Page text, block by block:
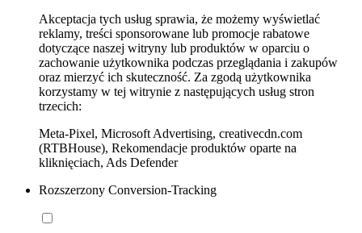
Akceptacja tych usług sprawia, że możemy wyświetlać
reklamy, treści sponsorowane lub promocje rabatowe
dotyczące naszej witryny lub produktów w oparciu o
zachowanie użytkownika podczas przeglądania i zakupów
oraz mierzyć ich skuteczność. Za zgodą użytkownika
korzystamy w tej witrynie z następujących usług stron
trzecich:
Meta-Pixel, Microsoft Advertising, creativecdn.com
(RTBHouse), Rekomendacje produktów oparte na
kliknięciach, Ads Defender
Rozszerzony Conversion-Tracking